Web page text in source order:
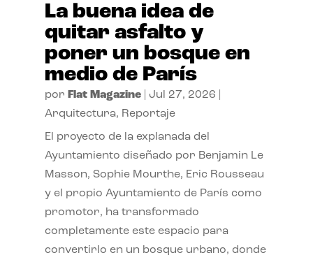
La buena idea de
quitar asfalto y
poner un bosque en
medio de París
por Flat Magazine| Jul 27, 2026
Arquitectura, Reportaje
El proyecto de la explanada del
Ayuntamiento diseñado por Benjamin Le
Masson, Sophie Mourthe, Eric Rousseau
y el propio Ayuntamiento de París como
promotor, ha transformado
completamente este espacio para
convertirlo en un bosque urbano, donde